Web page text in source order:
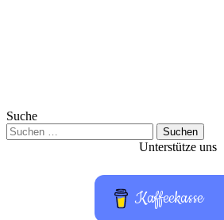
Suche
Suchen
nach:
Unterstütze uns
Kaffeekasse